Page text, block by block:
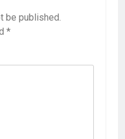
be published.
*